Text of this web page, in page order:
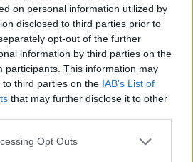
on personal information utilized by
disclosed to third parties prior to
opt-out of the further
information by third parties on the
participants. This information may
third parties on the IAB’s List of
that may further disclose it to other
Opt Outs